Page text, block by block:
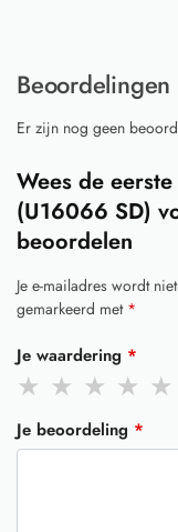
Beoordelingen
Er zijn nog geen
Wees de
(U16066 SD)
beoordelen
Je e-mailadres wordt
gemarkeerd met *
Je waardering *
Je beoordeling *